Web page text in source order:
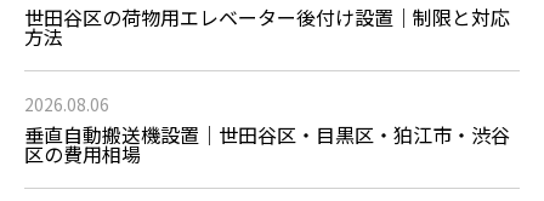
世田谷区の荷物用エレベーター後付け設置｜制限と対応
方法
2026.08.06
垂直自動搬送機設置｜世田谷区・目黒区・狛江市・渋谷
区の費用相場